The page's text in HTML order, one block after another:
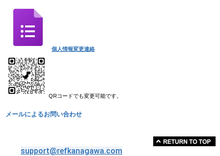
個人情報変更連絡
QRコードでも変更可能です。
メールによるお問い合わせ
support@refkanagawa.com